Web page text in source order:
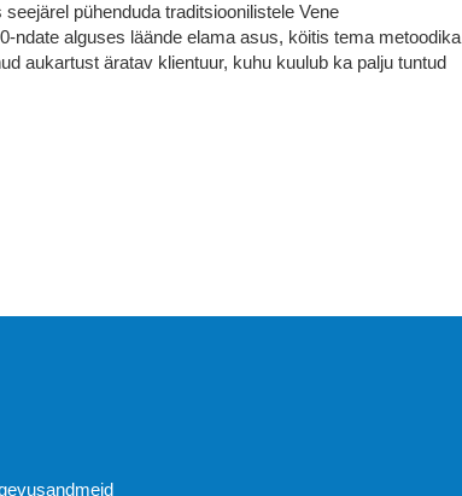
pühenduda traditsioonilistele Vene
ndate alguses läände elama asus, köitis tema metoodika
aukartust äratav klientuur, kuhu kuulub ka palju tuntud